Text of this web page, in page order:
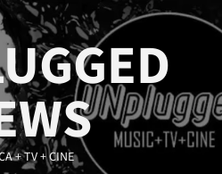
+ TV + CINE